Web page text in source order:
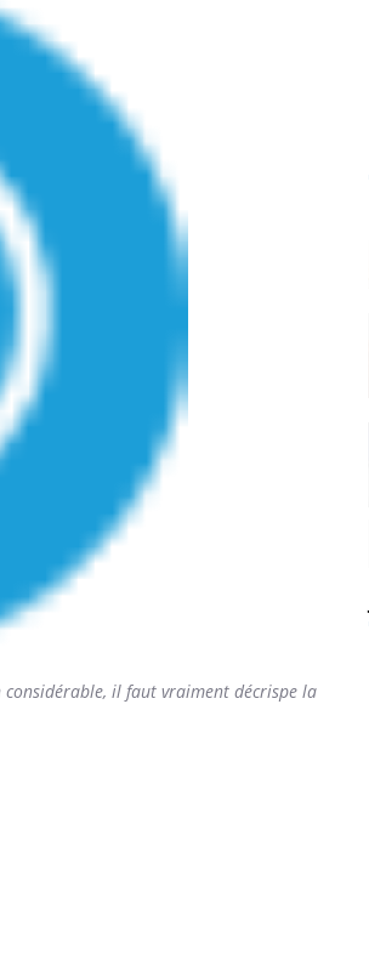
il faut vraiment décrispe la